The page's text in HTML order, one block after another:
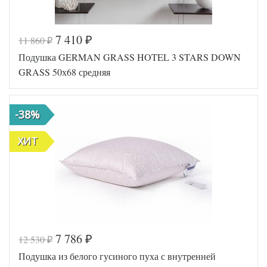
Код товара
576-995
Артикул
ПДлВф-
Плотность
Упругая
Размер
подушки
68х68
Наполнитель
Ткань
Производитель
Belpol
(Россия)
Код товара
Артикул
GG-362112
11 860₽ 7 410 ₽
Подушка GERMAN GRASS HOTEL 3 STARS DOWN
GRASS 50х68 средняя
-38%
ХИТ
12 530₽ 7 786 ₽
Подушка из белого гусиного пуха с внутренней